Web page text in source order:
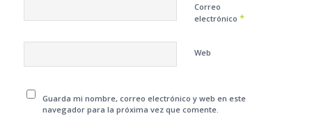
Correo
electrónico *
Web
Guarda mi nombre, correo electrónico y web en este
navegador para la próxima vez que comente.